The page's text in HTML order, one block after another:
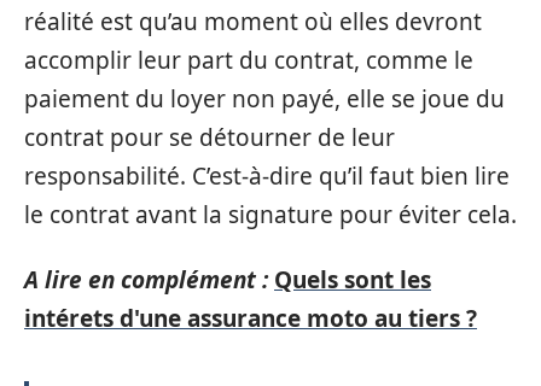
réalité est qu’au moment où elles devront
accomplir leur part du contrat, comme le
paiement du loyer non payé, elle se joue du
contrat pour se détourner de leur
responsabilité. C’est-à-dire qu’il faut bien lire
le contrat avant la signature pour éviter cela.
A lire en complément : Quels sont les
intérets d'une assurance moto au tiers ?